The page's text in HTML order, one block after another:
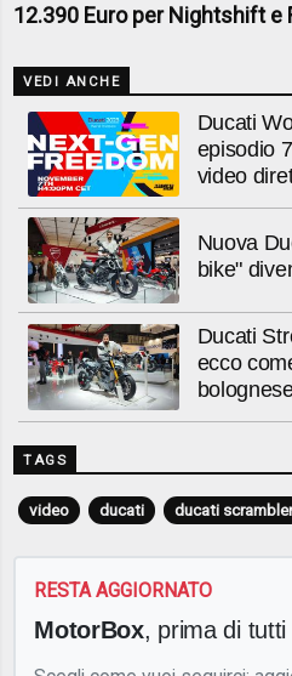
12.390 Euro per Nightshift e
VEDI ANCHE
Ducati
episodio
video
Nuova
bike"
Ducati
ecco
TAGS
video ducati ducati scrambler
RESTA AGGIORNATO
MotorBox, prima di tutti